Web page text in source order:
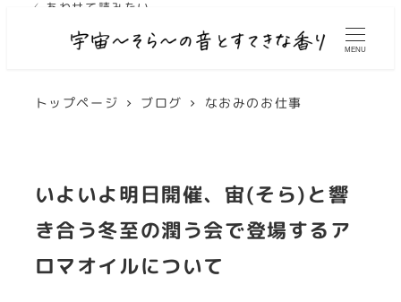
MENU
トップページ ブログ なおみのお仕事
いよいよ明日開催、宙(そら)と響
き合う冬至の潤う会で登場するア
ロマオイルについて
✓ あわせて読みたい